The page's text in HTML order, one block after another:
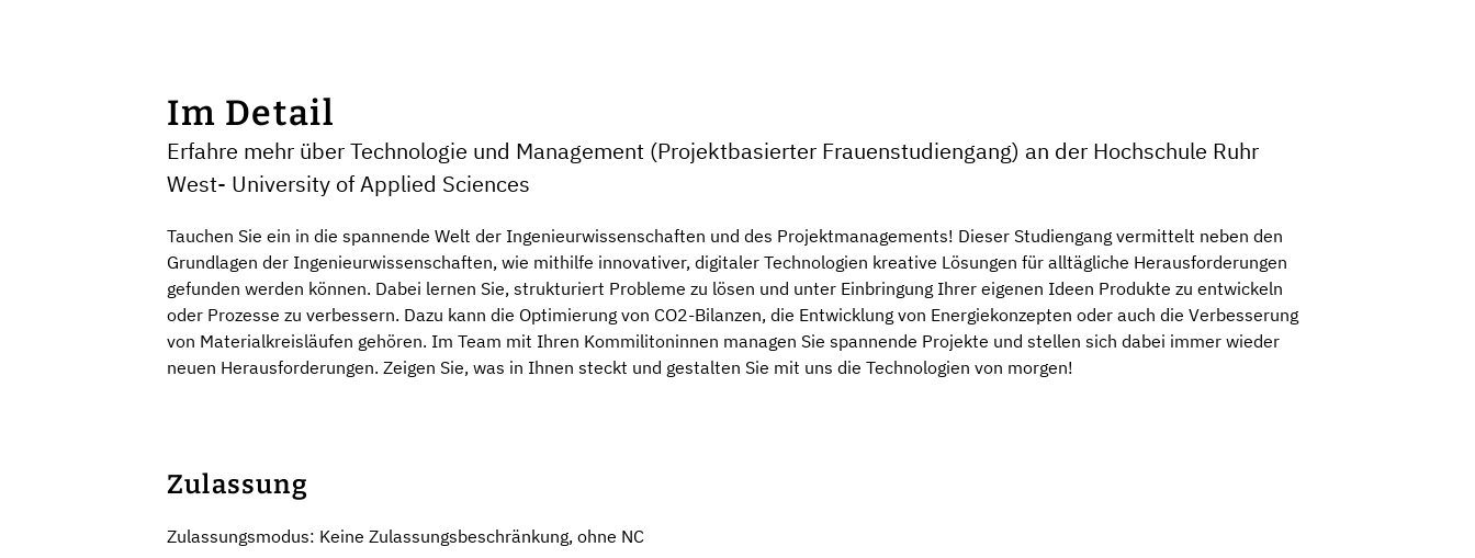
Im Detail
Erfahre mehr über Technologie und Management (Projektbasierter Frauenstudiengang) an der Hochschule Ruhr
West- University of Applied Sciences
Tauchen Sie ein in die spannende Welt der Ingenieurwissenschaften und des Projektmanagements! Dieser Studiengang vermittelt neben den
Grundlagen der Ingenieurwissenschaften, wie mithilfe innovativer, digitaler Technologien kreative Lösungen für alltägliche Herausforderungen
gefunden werden können. Dabei lernen Sie, strukturiert Probleme zu lösen und unter Einbringung Ihrer eigenen Ideen Produkte zu entwickeln
oder Prozesse zu verbessern. Dazu kann die Optimierung von CO2-Bilanzen, die Entwicklung von Energiekonzepten oder auch die Verbesserung
von Materialkreisläufen gehören. Im Team mit Ihren Kommilitoninnen managen Sie spannende Projekte und stellen sich dabei immer wieder
neuen Herausforderungen. Zeigen Sie, was in Ihnen steckt und gestalten Sie mit uns die Technologien von morgen!
Zulassung
Zulassungsmodus: Keine Zulassungsbeschränkung, ohne NC